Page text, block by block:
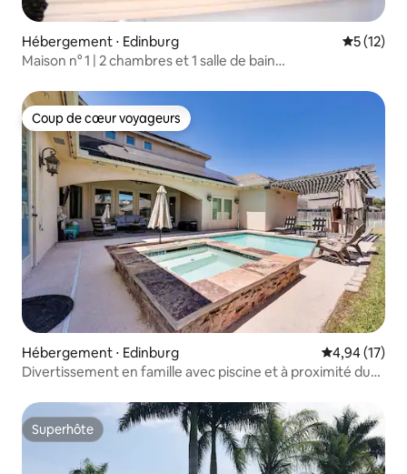
Hébergement ⋅ Edinburg
5 (12)
Maison n° 1 | 2 chambres et 1 salle de bain
Coup de cœur voyageurs
Coup de cœur voyageurs
Hébergement ⋅ Edinburg Évaluation
4,94 (17)
Divertissement en famille avec piscine et à proximité du
Superhôte
Superhôte